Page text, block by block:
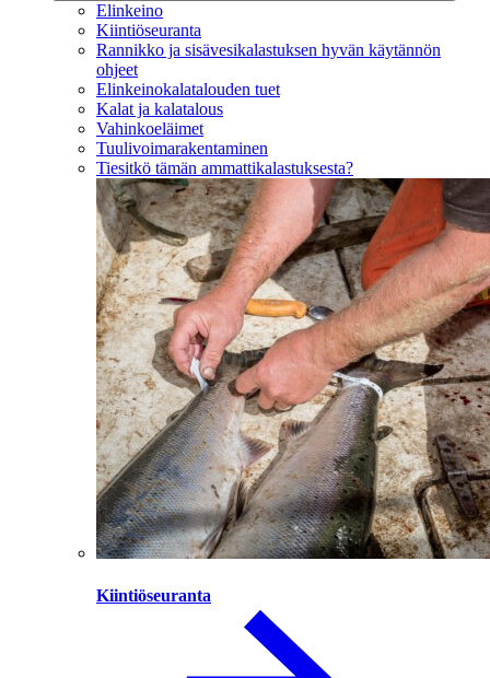
Elinkeino
Kiintiöseuranta
Rannikko ja sisävesikalastuksen hyvän käytännön
ohjeet
Elinkeinokalatalouden tuet
Kalat ja kalatalous
Vahinkoeläimet
Tuulivoimarakentaminen
Tiesitkö tämän ammattikalastuksesta?
Kiintiöseuranta